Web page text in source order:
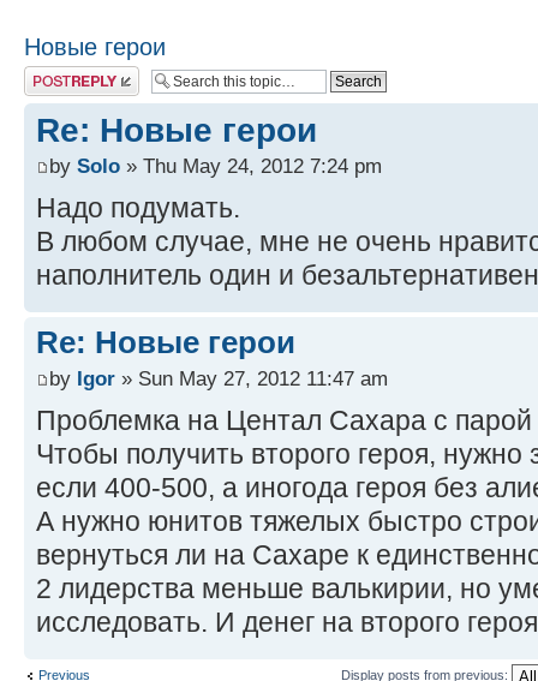
Новые герои
Post a reply
Re: Новые герои
by Solo » Thu May 24, 2012 7:24 pm
Надо подумать.
В любом случае, мне не очень
наполнитель один и
Re: Новые герои
by Igor » Sun May 27, 2012 11:47 am
Проблемка на Центал Сахара с
Чтобы получить второго героя,
если 400-500, а иногода героя без
А нужно юнитов тяжелых быстро
вернуться ли на Сахаре к
2 лидерства меньше валькирии, но
исследовать. И денег на второго
Previous Display posts from previous: